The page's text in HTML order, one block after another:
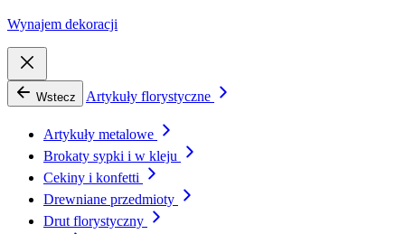
Wynajem dekoracji
Wstecz Artykuły florystyczne
Artykuły metalowe
Brokaty sypki i w kleju
Cekiny i konfetti
Drewniane przedmioty
Drut florystyczny